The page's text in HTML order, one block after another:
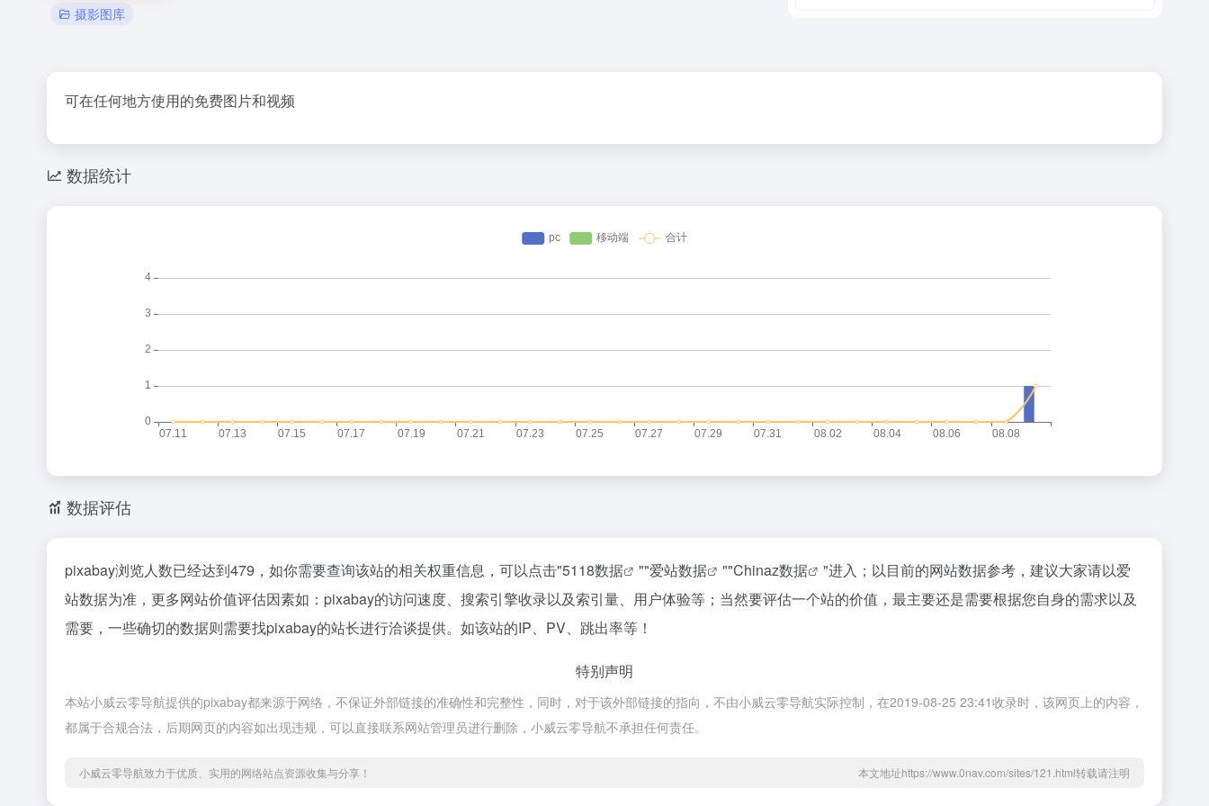
摄影图库
可在任何地方使用的免费图片和视频
数据统计
数据评估
pixabay浏览人数已经达到479，如你需要查询该站的相关权重信息，可以点击"5118数据 ""爱站数据 ""Chinaz数据
"进入；以目前的网站数据参考，建议大家请以爱
站数据为准，更多网站价值评估因素如：pixabay的访问速度、搜索引擎收录以及索引量、用户体验等；当然要评估一个站的价值，最主要还是需要根据您自身的需求以及
需要，一些确切的数据则需要找pixabay的站长进行洽谈提供。如该站的IP、PV、跳出率等！
特别声明
本站小威云零导航提供的pixabay都来源于网络，不保证外部链接的准确性和完整性，同时，对于该外部链接的指向，不由小威云零导航实际控制，在2019-08-25 23:41收录时，该网页上的内容，
都属于合规合法，后期网页的内容如出现违规，可以直接联系网站管理员进行删除，小威云零导航不承担任何责任。
小威云零导航致力于优质、实用的网络站点资源收集与分享！ 本文地址https://www.0nav.com/sites/121.html转载请注明